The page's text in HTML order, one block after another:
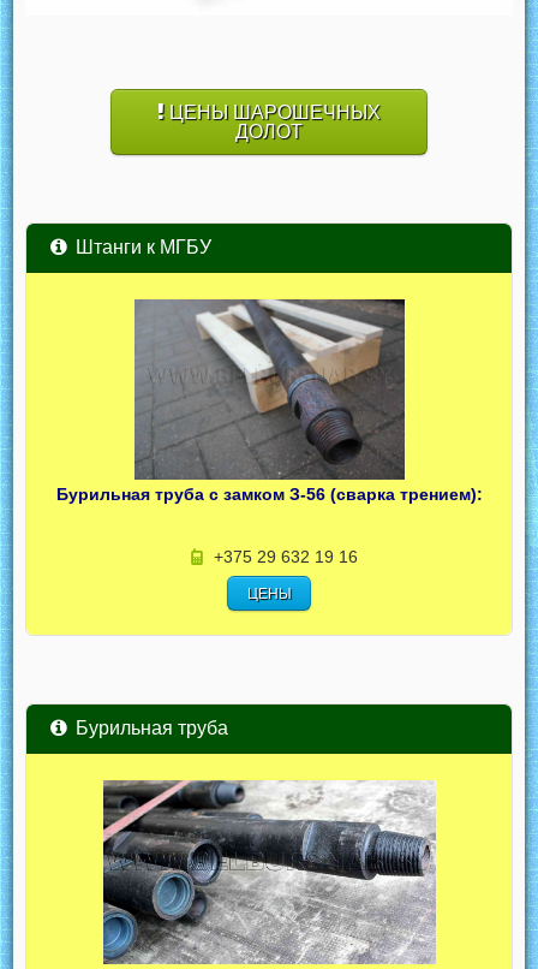
ЦЕНЫ ШАРОШЕЧНЫХ
ДОЛОТ
Штанги к МГБУ
Бурильная труба с замком З-56 (сварка трением):
+375 29 632 19 16
ЦЕНЫ
Бурильная труба